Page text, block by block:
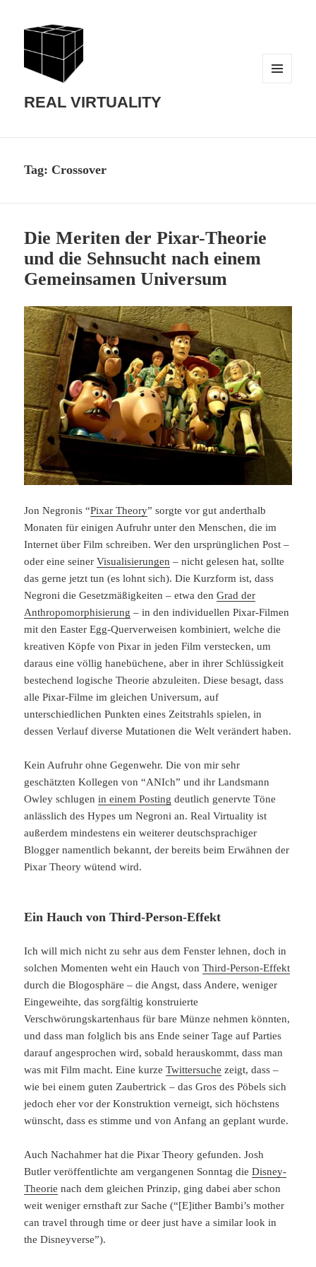
REAL VIRTUALITY
Tag: Crossover
Die Meriten der Pixar-Theorie
und die Sehnsucht nach einem
Gemeinsamen Universum
Jon Negronis “Pixar Theory” sorgte vor gut anderthalb
Monaten für einigen Aufruhr unter den Menschen, die im
Internet über Film schreiben. Wer den ursprünglichen Post –
oder eine seinerVisualisierungen – nicht gelesen hat, sollte
das gerne jetzt tun (es lohnt sich). Die Kurzform ist, dass
Negroni die Gesetzmäßigkeiten – etwa denGrad der
Anthropomorphisierung – in den individuellen Pixar-Filmen
mit den Easter Egg-Querverweisen kombiniert, welche die
kreativen Köpfe von Pixar in jeden Film verstecken, um
daraus eine völlig hanebüchene, aber in ihrer Schlüssigkeit
bestechend logische Theorie abzuleiten. Diese besagt, dass
alle Pixar-Filme im gleichen Universum, auf
unterschiedlichen Punkten eines Zeitstrahls spielen, in
dessen Verlauf diverse Mutationen die Welt verändert haben.
Kein Aufruhr ohne Gegenwehr. Die von mir sehr
geschätzten Kollegen von “ANIch” und ihr Landsmann
Owley schlugenin einem Posting deutlich genervte Töne
anlässlich des Hypes um Negroni an. Real Virtuality ist
außerdem mindestens ein weiterer deutschsprachiger
Blogger namentlich bekannt, der bereits beim Erwähnen der
Pixar Theory wütend wird.
Ein Hauch von Third-Person-Effekt
Ich will mich nicht zu sehr aus dem Fenster lehnen, doch in
solchen Momenten weht ein Hauch vonThird-Person-Effekt
durch die Blogosphäre – die Angst, dass Andere, weniger
Eingeweihte, das sorgfältig konstruierte
Verschwörungskartenhaus für bare Münze nehmen könnten,
und dass man folglich bis ans Ende seiner Tage auf Parties
darauf angesprochen wird, sobald herauskommt, dass man
was mit Film macht. Eine kurzeTwittersuche zeigt, dass –
wie bei einem guten Zaubertrick – das Gros des Pöbels sich
jedoch eher vor der Konstruktion verneigt, sich höchstens
wünscht, dass es stimme und von Anfang an geplant wurde.
Auch Nachahmer hat die Pixar Theory gefunden. Josh
Butler veröffentlichte am vergangenen Sonntag dieDisney-
Theorie nach dem gleichen Prinzip, ging dabei aber schon
weit weniger ernsthaft zur Sache (“[E]ither Bambi’s mother
can travel through time or deer just have a similar look in
the Disneyverse”).